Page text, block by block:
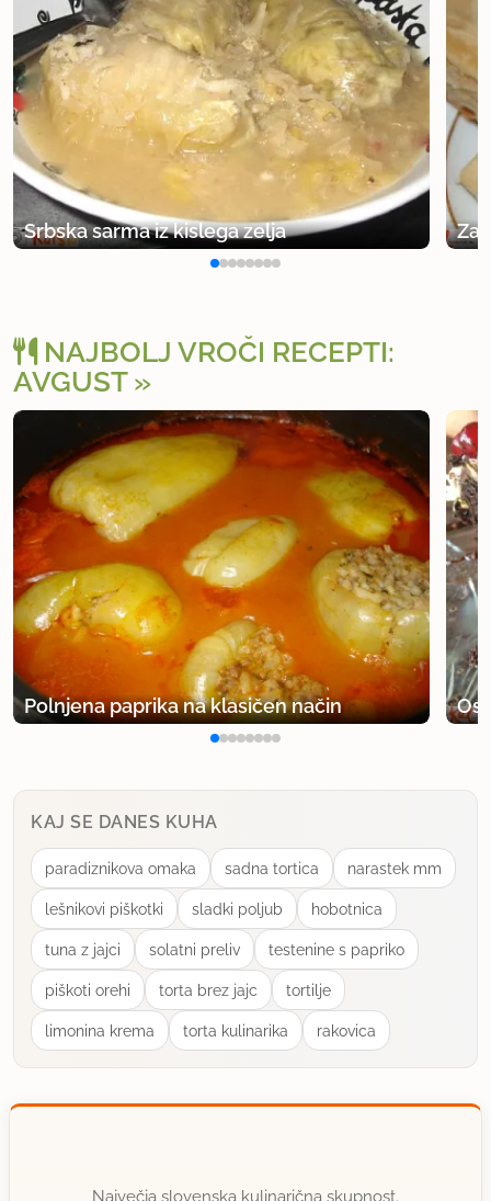
Srbska sarma iz kislega zelja
NAJBOLJ VROČI RECEPTI:
AVGUST
Polnjena paprika na klasičen način
KAJ SE DANES KUHA
paradiznikova omaka sadna tortica narastek mm
lešnikovi piškotki sladki poljub hobotnica
tuna z jajci solatni preliv testenine s papriko
piškoti orehi torta brez jajc tortilje
limonina krema torta kulinarika rakovica
Največja slovenska kulinarična skupnost.